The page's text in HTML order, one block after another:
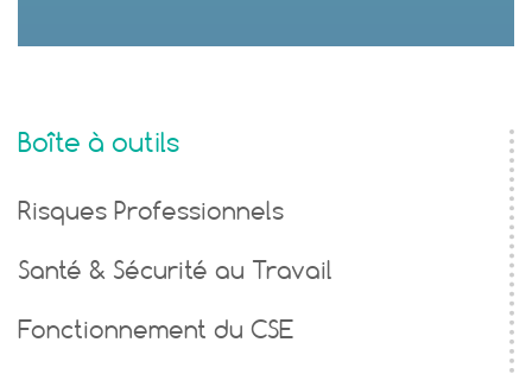
Boîte à outils
Risques Professionnels
Santé & Sécurité au Travail
Fonctionnement du CSE